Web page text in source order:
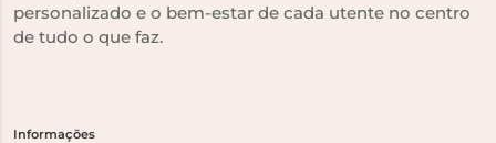
personalizado e o bem-estar de cada utente no centro
de tudo o que faz.
Informações